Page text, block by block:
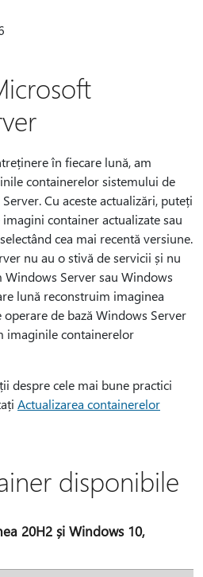
în fiecare lună, am
containerelor sistemului de
Cu aceste actualizări, puteți
container actualizate sau
cea mai recentă versiune.
nu au o stivă de servicii și nu
Windows Server sau Windows
lună reconstruim imaginea
de bază Windows Server
imaginile containerelor
despre cele mai bune practici
Actualizarea containerelor
disponibile
20H2 și Windows 10,